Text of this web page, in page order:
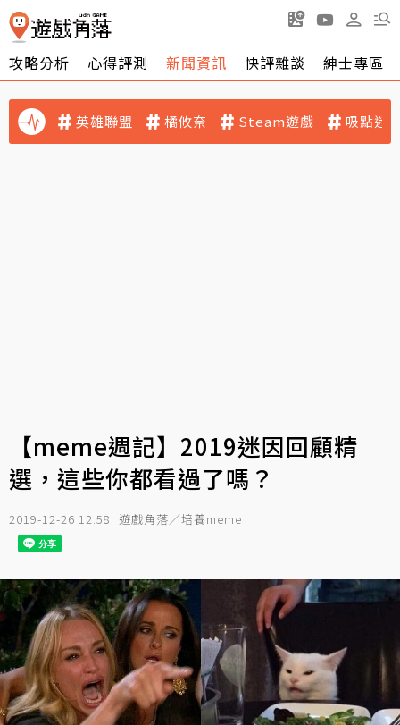
攻略分析 心得評測 新聞資訊 快評雜談 紳士專區
英雄聯盟 橘攸奈 Steam遊戲 吸點迷
【meme週記】2019迷因回顧精
選，這些你都看過了嗎？
2019-12-26 12:58 遊戲角落／培養meme